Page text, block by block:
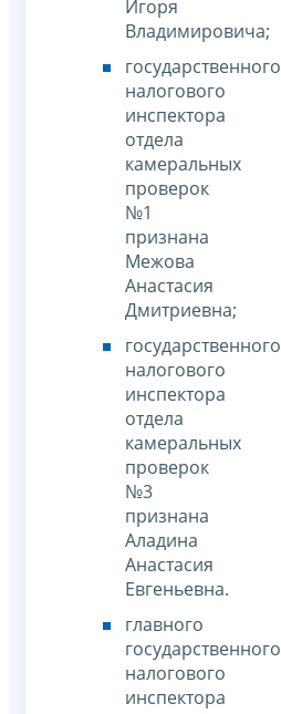
Игоря
Владимировича;
государственного
налогового
инспектора
отдела
камеральных
проверок
№1
признана
Межова
Анастасия
Дмитриевна;
государственного
налогового
инспектора
отдела
камеральных
проверок
№3
признана
Аладина
Анастасия
Евгеньевна.
главного
государственного
налогового
инспектора